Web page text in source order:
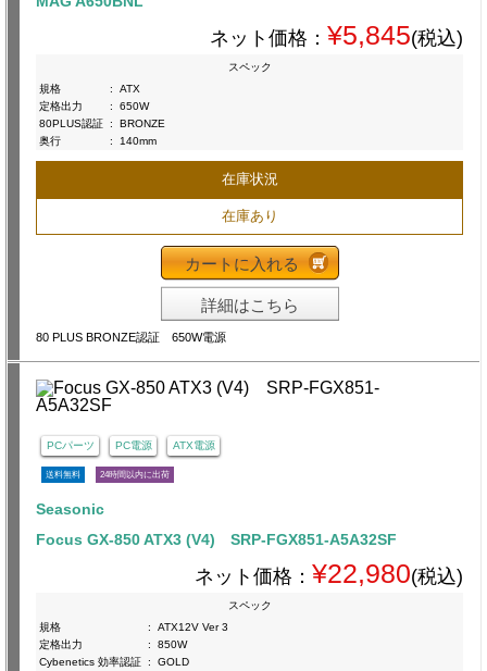
ネット価格： ¥5,845(税込)
スペック
規格
:
ATX
定格出力
:
650W
80PLUS認証 :
BRONZE
奥行
: 140mm
在庫状況
在庫あり
カートに入れる
詳細はこちら
80 PLUS BRONZE認証 650W電源
PCパーツ PC電源 ATX電源
送料無料 24時間以内に出荷
Seasonic
Focus GX-850 ATX3 (V4) SRP-FGX851-A5A32SF
ネット価格： ¥22,980(税込)
スペック
規格
:
ATX12V Ver 3
定格出力
:
850W
Cybenetics 効率認証 :
GOLD